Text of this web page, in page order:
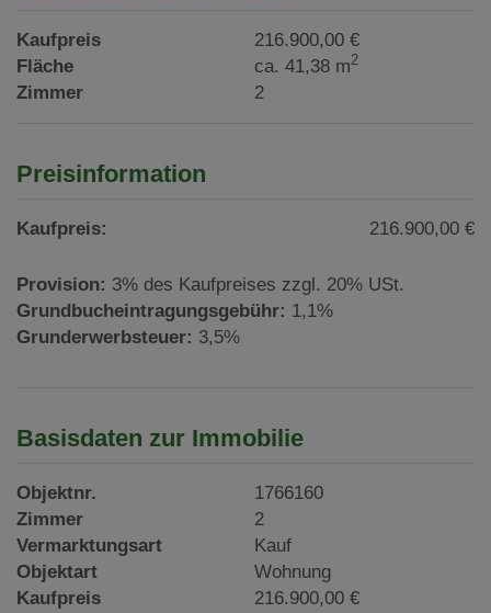
Kaufpreis
216.900,00 €
Fläche
ca. 41,38 m2
Zimmer 2
Preisinformation
Kaufpreis: 216.900,00 €
Provision: 3% des Kaufpreises zzgl. 20% USt.
Grundbucheintragungsgebühr: 1,1%
Grunderwerbsteuer: 3,5%
Basisdaten zur Immobilie
Objektnr.
1766160
Zimmer
2
Vermarktungsart
Kauf
Objektart
Wohnung
Kaufpreis
216.900,00 €